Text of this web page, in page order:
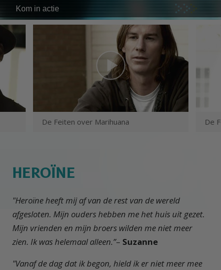
Kom in actie
De Feiten over Marihuana De
HEROÏNE
"Heroïne heeft mij af van de rest van de wereld
afgesloten. Mijn ouders hebben me het huis uit gezet.
Mijn vrienden en mijn broers wilden me niet meer
zien. Ik was helemaal alleen.”– Suzanne
"Vanaf de dag dat ik begon, hield ik er niet meer mee